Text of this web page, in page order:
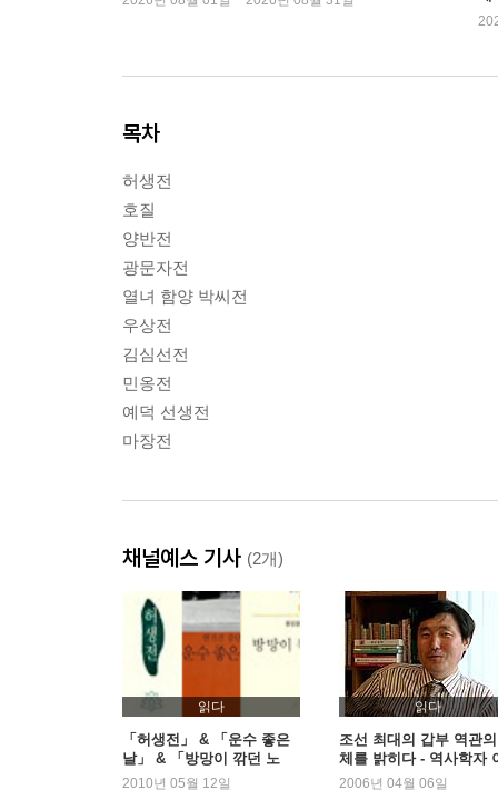
목차
허생전
호질
양반전
광문자전
열녀 함양 박씨전
우상전
김심선전
민옹전
예덕 선생전
마장전
채널예스 기사 (2개)
읽다
「허생전」 & 「운수 좋은
날」 & 「방망이 깎던 노
인」
2010년 05월 12일
읽다
조선 최대의 갑부 역관
체를 밝히다 - 역사학자
덕일
2006년 04월 06일